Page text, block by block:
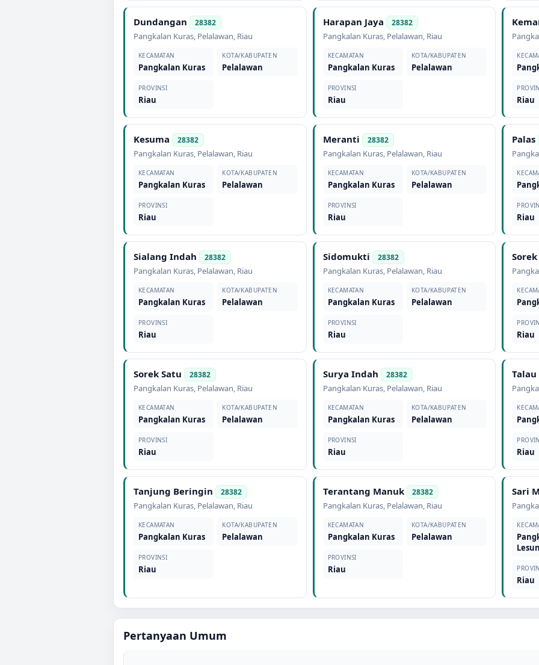
Dundangan 28382
Pangkalan Kuras, Pelalawan, Riau
KECAMATAN
Pangkalan Kuras
KOTA/KABUPATEN
Pelalawan
PROVINSI
Riau
Harapan Jaya 28382
Pangkalan Kuras, Pelalawan, Riau
KECAMATAN
Pangkalan Kuras
KOTA/KABUPATEN
Pelalawan
PROVINSI
Riau Riau
Kesuma 28382
Pangkalan Kuras, Pelalawan, Riau
KECAMATAN
Pangkalan Kuras
KOTA/KABUPATEN
Pelalawan
PROVINSI
Riau
Meranti 28382
Pangkalan Kuras, Pelalawan, Riau
KECAMATAN
Pangkalan Kuras
KOTA/KABUPATEN
Pelalawan
PROVINSI
Riau
Palas
Riau
Sialang Indah 28382
Pangkalan Kuras, Pelalawan, Riau
KECAMATAN
Pangkalan Kuras
KOTA/KABUPATEN
Pelalawan
PROVINSI
Riau
Sidomukti 28382
Pangkalan Kuras, Pelalawan, Riau
KECAMATAN
Pangkalan Kuras
KOTA/KABUPATEN
Pelalawan
PROVINSI
Riau Riau
Sorek Satu 28382
Pangkalan Kuras, Pelalawan, Riau
KECAMATAN
Pangkalan Kuras
KOTA/KABUPATEN
Pelalawan
PROVINSI
Riau
Surya Indah 28382
Pangkalan Kuras, Pelalawan, Riau
KECAMATAN
Pangkalan Kuras
KOTA/KABUPATEN
Pelalawan
PROVINSI
Riau
Talau
Riau
Tanjung Beringin 28382
Pangkalan Kuras, Pelalawan, Riau
KECAMATAN
Pangkalan Kuras
KOTA/KABUPATEN
Pelalawan
PROVINSI
Riau
Terantang Manuk 28382
Pangkalan Kuras, Pelalawan, Riau
KECAMATAN
Pangkalan Kuras
KOTA/KABUPATEN
Pelalawan
PROVINSI
Riau
Sari
Riau
Pertanyaan Umum